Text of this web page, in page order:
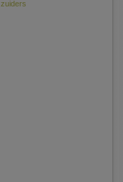
zuiders